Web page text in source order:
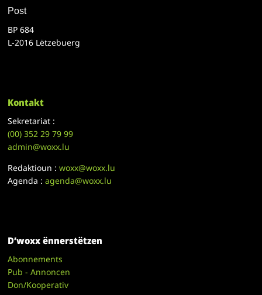
Post
BP 684
L-2016 Lëtzebuerg
Kontakt
Sekretariat :
(00)352 29 79 99
admin@woxx.lu
Redaktioun :woxx@woxx.lu
Agenda :agenda@woxx.lu
D’woxx ënnerstëtzen
Abonnements
Pub - Annoncen
Don/Kooperativ